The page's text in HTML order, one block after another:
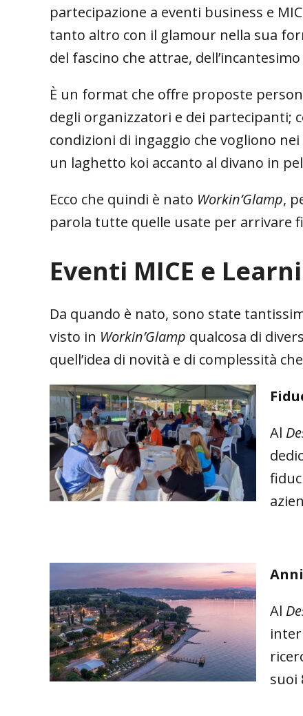
partecipazione a eventi business e
tanto altro con il glamour nella sua
del fascino che attrae,
È un format che offre proposte
degli organizzatori e dei partecipanti;
condizioni di ingaggio che vogliono
un laghetto koi accanto al divano in
Ecco che quindi è nato Workin’Glamp,
parola tutte quelle usate per arrivare
Eventi MICE e
Da quando è nato, sono state
visto in Workin’Glamp qualcosa di
quell’idea di novità e di complessità
Al
Al
suoi